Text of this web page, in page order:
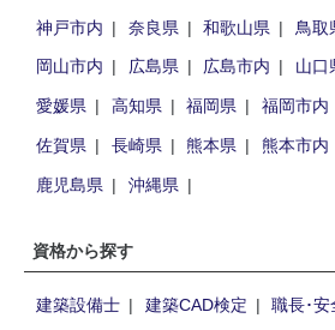
神戸市内
奈良県 和歌山県 鳥取
岡山市内
広島県 広島市内 山口
愛媛県
高知県 福岡県 福岡市内
佐賀県
長崎県 熊本県 熊本市内
鹿児島県
沖縄県
資格から探す
建築設備士 建築CAD検定
職長･